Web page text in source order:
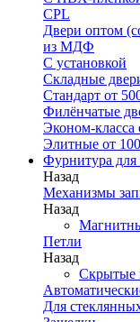
CPL
Двери оптом
из МДФ
С установкой
Складные
Стандарт от
Филёнчатые
Эконом-класса
Элитные от
Фурнитура
Назад
Механизмы
Назад
Петли
Назад
Скрытые
Для